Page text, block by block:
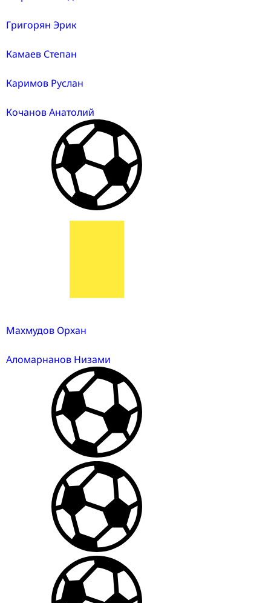
Григорян Эрик
Камаев Степан
Каримов Руслан
Кочанов Анатолий
Махмудов Орхан
Аломарнанов Низами